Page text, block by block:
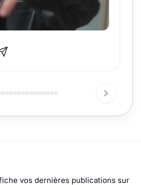
vos dernières publications sur
slider épuré et ciblé, à la fois léger,
une publication Threads à la fois
un CTA